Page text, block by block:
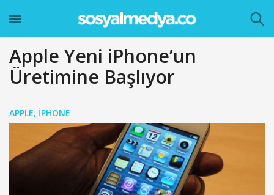
Apple Yeni iPhone’un
Üretimine Başlıyor
APPLE, IPHONE